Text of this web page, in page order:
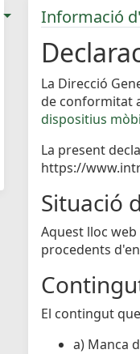
Informació
La Direcció
de conformitat
dispositius
La present
https://
Situació
Aquest lloc
procedents
El contingut
a) Manca